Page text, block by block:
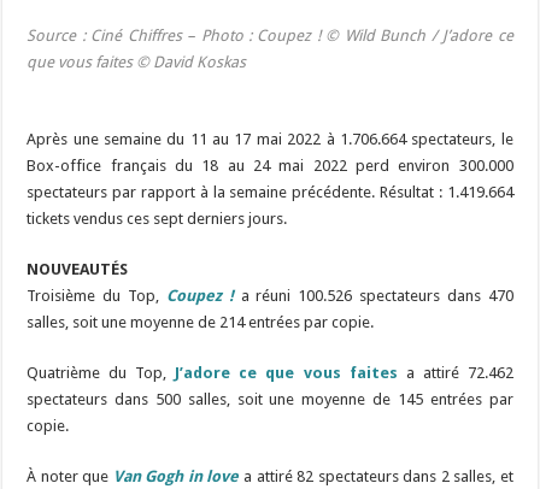
Source : Ciné Chiffres – Photo : Coupez ! © Wild Bunch / J’adore ce
que vous faites © David Koskas
Après une semaine du 11 au 17 mai 2022 à 1.706.664 spectateurs, le
Box-office français du 18 au 24 mai 2022 perd environ 300.000
spectateurs par rapport à la semaine précédente. Résultat : 1.419.664
tickets vendus ces sept derniers jours.
NOUVEAUTÉS
Troisième du Top, Coupez !a réuni 100.526 spectateurs dans 470
salles, soit une moyenne de 214 entrées par copie.
Quatrième du Top, J’adore ce que vous faites a attiré 72.462
spectateurs dans 500 salles, soit une moyenne de 145 entrées par
copie.
À noter que Van Gogh in love a attiré 82 spectateurs dans 2 salles, et